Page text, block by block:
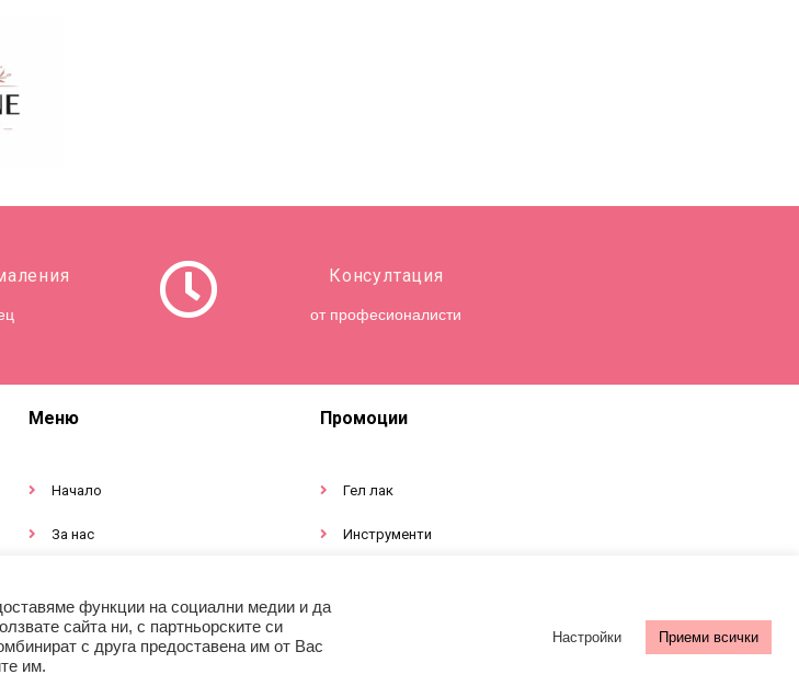
Консултация
от професионалисти
Меню
Начало
За нас
Промоции
Гел лак
Инструменти
функции на социални медии и да
сайта ни, с партньорските си
с друга предоставена им от Вас
им.
Настройки Приеми всички